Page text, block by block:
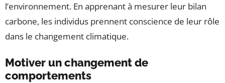
l’environnement. En apprenant à mesurer leur bilan
carbone, les individus prennent conscience de leur rôle
dans le changement climatique.
Motiver un changement de
comportements